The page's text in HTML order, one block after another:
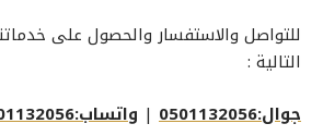
للتواصل والاستفسار والحصول على
التالية :
جوال:0501132056
| واتساب:0501132056